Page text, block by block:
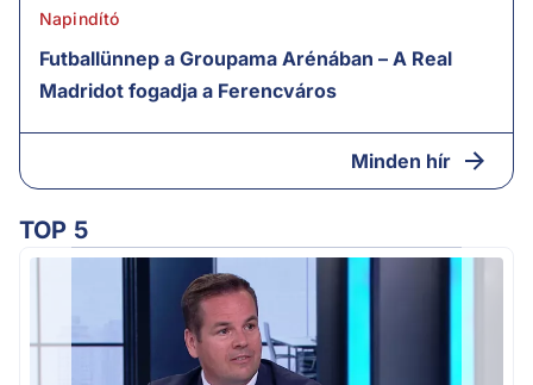
Napindító
Futballünnep a Groupama Arénában – A Real
Madridot fogadja a Ferencváros
Minden hír
TOP 5